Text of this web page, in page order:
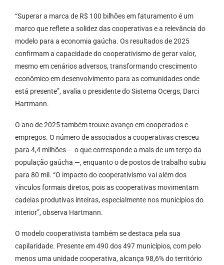
“Superar a marca de R$ 100 bilhões em faturamento é um
marco que reflete a solidez das cooperativas e a relevância do
modelo para a economia gaúcha. Os resultados de 2025
confirmam a capacidade do cooperativismo de gerar valor,
mesmo em cenários adversos, transformando crescimento
econômico em desenvolvimento para as comunidades onde
está presente”, avalia o presidente do Sistema Ocergs, Darci
Hartmann.
O ano de 2025 também trouxe avanço em cooperados e
empregos. O número de associados a cooperativas cresceu
para 4,4 milhões — o que corresponde a mais de um terço da
população gaúcha —, enquanto o de postos de trabalho subiu
para 80 mil. “O impacto do cooperativismo vai além dos
vínculos formais diretos, pois as cooperativas movimentam
cadeias produtivas inteiras, especialmente nos municípios do
interior”, observa Hartmann.
O modelo cooperativista também se destaca pela sua
capilaridade. Presente em 490 dos 497 municípios, com pelo
menos uma unidade cooperativa, alcança 98,6% do território